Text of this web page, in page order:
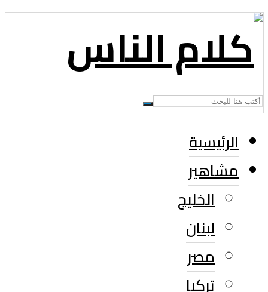
الرئيسية
مشاهير
الخليج
لبنان
مصر
تركيا